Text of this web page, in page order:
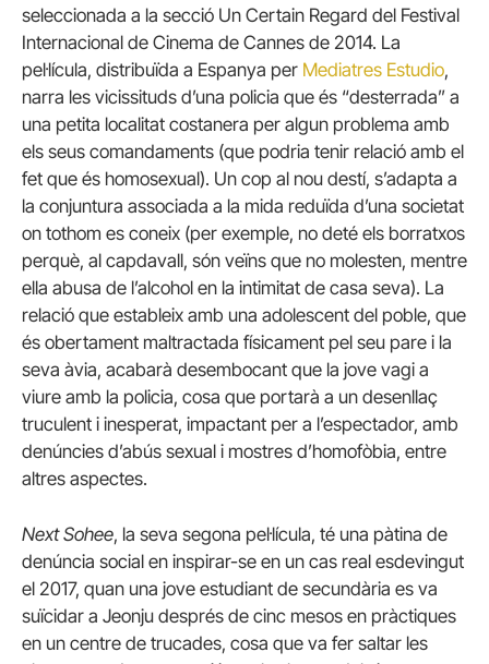
seleccionada a la secció Un Certain Regard del Festival
Internacional de Cinema de Cannes de 2014. La
pel·lícula, distribuïda a Espanya per Mediatres Estudio,
narra les vicissituds d’una policia que és “desterrada” a
una petita localitat costanera per algun problema amb
els seus comandaments (que podria tenir relació amb el
fet que és homosexual). Un cop al nou destí, s’adapta a
la conjuntura associada a la mida reduïda d’una societat
on tothom es coneix (per exemple, no deté els borratxos
perquè, al capdavall, són veïns que no molesten, mentre
ella abusa de l’alcohol en la intimitat de casa seva). La
relació que estableix amb una adolescent del poble, que
és obertament maltractada físicament pel seu pare i la
seva àvia, acabarà desembocant que la jove vagi a
viure amb la policia, cosa que portarà a un desenllaç
truculent i inesperat, impactant per a l’espectador, amb
denúncies d’abús sexual i mostres d’homofòbia, entre
altres aspectes.
Next Sohee, la seva segona pel·lícula, té una pàtina de
denúncia social en inspirar-se en un cas real esdevingut
el 2017, quan una jove estudiant de secundària es va
suïcidar a Jeonju després de cinc mesos en pràctiques
en un centre de trucades, cosa que va fer saltar les